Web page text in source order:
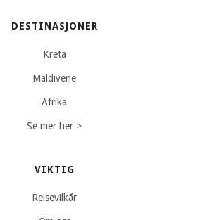
DESTINASJONER
Kreta
Maldivene
Afrika
Se mer her >
VIKTIG
Reisevilkår